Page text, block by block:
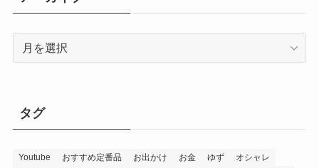
ブタグ
Youtube おすすめ定番品 お出かけ お金 ゆず オシャレ